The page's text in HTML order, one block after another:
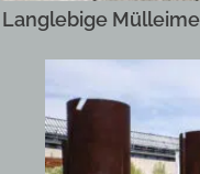
Langlebige